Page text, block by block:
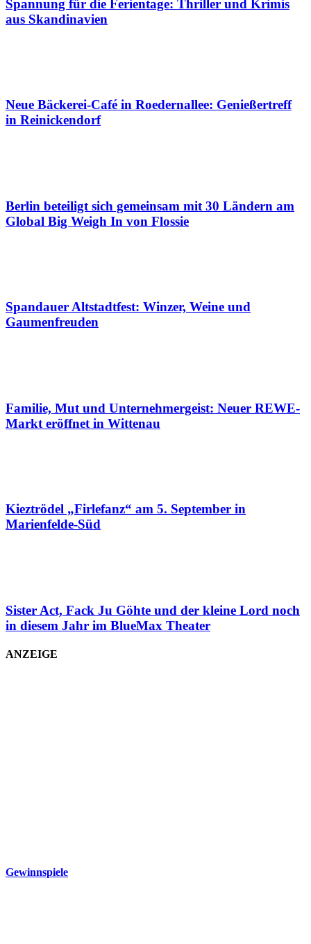
Spannung für die Ferientage: Thriller und Krimis
aus Skandinavien
Neue Bäckerei-Café in Roedernallee: Genießertreff
in Reinickendorf
Berlin beteiligt sich gemeinsam mit 30 Ländern am
Global Big Weigh In von Flossie
Spandauer Altstadtfest: Winzer, Weine und
Gaumenfreuden
Familie, Mut und Unternehmergeist: Neuer REWE-
Markt eröffnet in Wittenau
Kieztrödel „Firlefanz“ am 5. September in
Marienfelde-Süd
Sister Act, Fack Ju Göhte und der kleine Lord noch
in diesem Jahr im BlueMax Theater
ANZEIGE
Gewinnspiele